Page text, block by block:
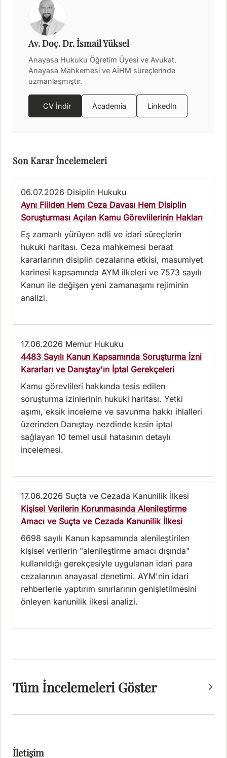
Av. Doç. Dr. İsmail Yüksel
Anayasa Hukuku Öğretim Üyesi ve Avukat.
Anayasa Mahkemesi ve AİHM süreçlerinde
uzmanlaşmıştır.
CV İndir Academia LinkedIn
Son Karar İncelemeleri
06.07.2026 Disiplin Hukuku
Aynı Fiilden Hem Ceza Davası Hem Disiplin
Soruşturması Açılan Kamu Görevlilerinin Hakları
Eş zamanlı yürüyen adli ve idari süreçlerin
hukuki haritası. Ceza mahkemesi beraat
kararlarının disiplin cezalarına etkisi, masumiyet
karinesi kapsamında AYM ilkeleri ve 7573 sayılı
Kanun ile değişen yeni zamanaşımı rejiminin
analizi.
17.06.2026 Memur Hukuku
4483 Sayılı Kanun Kapsamında Soruşturma İzni
Kararları ve Danıştay'ın İptal Gerekçeleri
Kamu görevlileri hakkında tesis edilen
soruşturma izinlerinin hukuki haritası. Yetki
aşımı, eksik inceleme ve savunma hakkı ihlalleri
üzerinden Danıştay nezdinde kesin iptal
sağlayan 10 temel usul hatasının detaylı
incelemesi.
17.06.2026 Suçta ve Cezada Kanunilik İlkesi
Kişisel Verilerin Korunmasında Alenileştirme
Amacı ve Suçta ve Cezada Kanunilik İlkesi
6698 sayılı Kanun kapsamında alenileştirilen
kişisel verilerin "alenileştirme amacı dışında"
kullanıldığı gerekçesiyle uygulanan idari para
cezalarının anayasal denetimi. AYM'nin idari
rehberlerle yaptırım sınırlarının genişletilmesini
önleyen kanunilik ilkesi analizi.
Tüm İncelemeleri Göster
İletişim